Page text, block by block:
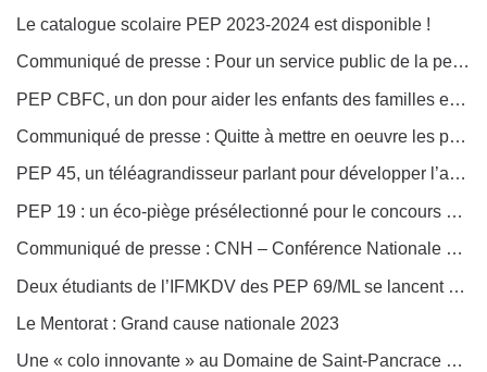
Le catalogue scolaire PEP 2023-2024 est disponible !
Communiqué de presse : Pour un service public de la petite enfance garant de la qualité de l’éducation
PEP CBFC, un don pour aider les enfants des familles en difficultés à partir en vacances
Communiqué de presse : Quitte à mettre en oeuvre les promesses du candidat Macron, il faut que ce soit équilibré !
PEP 45, un téléagrandisseur parlant pour développer l’autonomie des jeunes déficients visuels du Sessad DV 41
PEP 19 : un éco-piège présélectionné pour le concours Lépine Paris 2023
Communiqué de presse : CNH – Conférence Nationale pour le Handicap 2023 : des annonces attendues pour une société plus inclusive !
Deux étudiants de l’IFMKDV des PEP 69/ML se lancent dans la sensibilisation au handicap
Le Mentorat : Grand cause nationale 2023
Une « colo innovante » au Domaine de Saint-Pancrace des PEP 59 à Pont-St-Esprit